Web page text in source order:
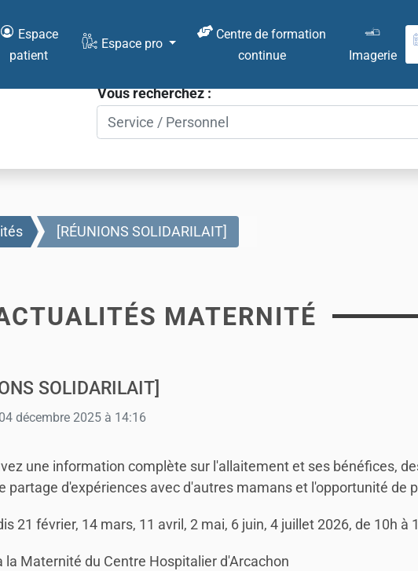
Espace
patient
Espace pro
Centre de formation
continue
Imagerie
Vous recherchez :
[RÉUNIONS SOLIDARILAIT]
MATERNITÉ
SOLIDARILAIT]
décembre 2025 à 14:16
une information complète sur l'allaitement et ses bénéfices,
partage d'expériences avec d'autres mamans et l'opportunité de
21 février, 14 mars, 11 avril, 2 mai, 6 juin, 4 juillet 2026, de 10h à
la Maternité du Centre Hospitalier d'Arcachon